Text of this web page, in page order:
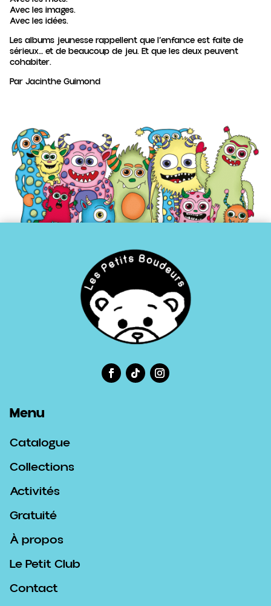
Avec les images.
Avec les idées.
Les albums jeunesse rappellent que l’enfance est faite de
sérieux… et de beaucoup de jeu. Et que les deux peuvent
cohabiter.
Par Jacinthe Guimond
Menu
Catalogue
Collections
Activités
Gratuité
À propos
Le Petit Club
Contact